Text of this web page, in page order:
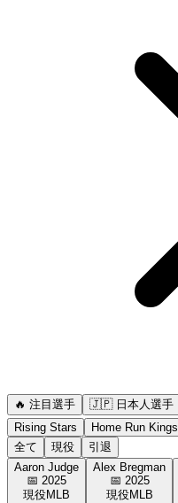
🔥 注目選手 🇯🇵 日本人選手
Rising Stars
Home Run Kings
全て
現役
引退
Aaron Judge
📅 2025
現役MLB
Alex Bregman
📅 2025
現役MLB